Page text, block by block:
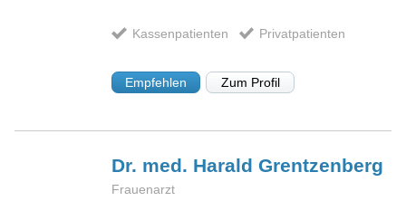
Kassenpatienten Privatpatienten
Empfehlen Zum Profil
Dr. med. HaraldGrentzenberg
Frauenarzt